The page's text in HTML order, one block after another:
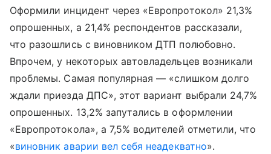
Оформили инцидент через «Европротокол» 21,3%
опрошенных, а 21,4% респондентов рассказали,
что разошлись с виновником ДТП полюбовно.
Впрочем, у некоторых автовладельцев возникали
проблемы. Самая популярная — «слишком долго
ждали приезда ДПС», этот вариант выбрали 24,7%
опрошенных. 13,2% запутались в оформлении
«Европротокола», а 7,5% водителей отметили, что
«виновник аварии вел себя неадекватно».